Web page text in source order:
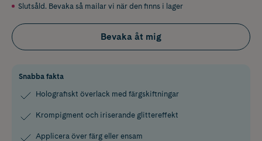
Slutsåld. Bevaka så mailar vi när den finns i lager
Bevaka åt mig
Snabba fakta
Holografiskt överlack med färgskiftningar
Krompigment och iriserande glittereffekt
Applicera över färg eller ensam